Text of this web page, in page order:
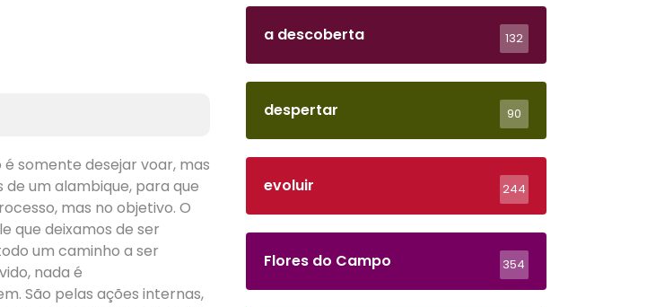
somente desejar voar, mas
um alambique, para que
mas no objetivo. O
que deixamos de ser
um caminho a ser
nada é
São pelas ações internas,
a descoberta 132
despertar 90
evoluir 244
Flores do Campo 354